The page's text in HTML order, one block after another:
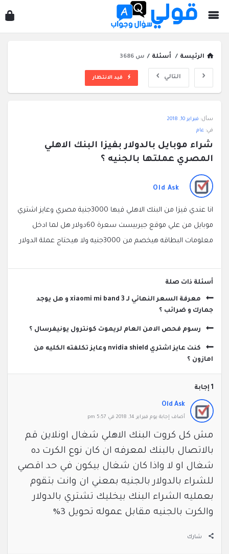
الرئيسة / أسئلة / س 3686
التالي قيد الانتظار
سؤال
وجواب
الاحدث
سأل: فبراير 10, 2018
في: عام
المصري عملتها بالجنيه ؟
Old Ask
انا عندي فيزا من البنك الاهلي فيها 3000جنية مصري وعايز اشتري
موبايل من علي موقع جيربيست سعرة 60دولار هل لما ادخل
معلومات البطاقه هيخصم من 3000جنيه ولا هيحتاج عملة الدولار
‫أسئلة ذات صلة
معرفة السعر النهائي لـ xiaomi mi band 3 و هل يوجد
جمارك و ضرائب ؟
رسوم فحص الامن العام لريموت كونترول يونيفرسال ؟
كنت عايز اشتري nvidia shield وعايز تكلفته الكليه من
امازون ؟
‫1 إجابة
Old Ask
‫أضاف ‫‫إجابة يوم فبراير 14, 2018 في 5:57 pm
مش كل كروت البنك الاهلي شغال اونلاين قم
بالاتصال بالبنك لمعرفه ان كان نوع الكرت ده
شغال او لا واذا كان شغال بيكون في حد اقصي
للشراء بالدولار بالجنيه بمعني ان وانت بتقوم
بعمليه الشراء البنك بيخليك تشتري بالدولار
والكرت بالجنيه مقابل عموله تحويل 3%
شارك